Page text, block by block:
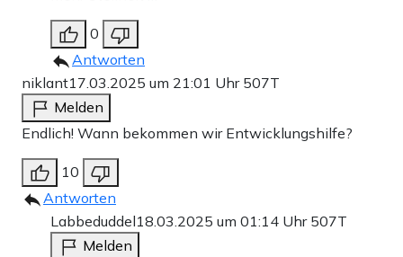
0
Antworten
niklant17.03.2025 um 21:01 Uhr 507T
Melden
Endlich! Wann bekommen wir Entwicklungshilfe?
10
Antworten
Labbeduddel18.03.2025 um 01:14 Uhr 507T
Melden